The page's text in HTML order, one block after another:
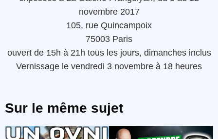
novembre 2017
105, rue Quincampoix
75003 Paris
ouvert de 15h à 21h tous les jours, dimanches inclus
Vernissage le vendredi 3 novembre à 18 heures
Sur le même sujet